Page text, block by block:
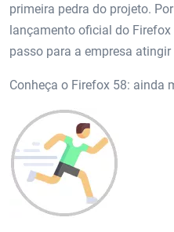
primeira pedra do projeto.
lançamento oficial do
passo para a empresa
Conheça o Firefox 58: ainda